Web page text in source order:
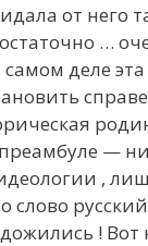
от него
…
деле
—
,
! Вот